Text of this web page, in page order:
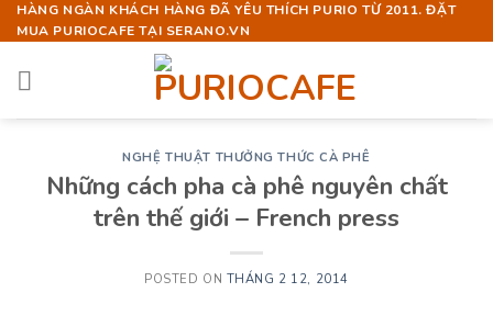
Skip
to
content
HÀNG NGÀN KHÁCH HÀNG ĐÃ YÊU THÍCH PURIO TỪ 2011. ĐẶT
MUA PURIOCAFE TẠI SERANO.VN
NGHỆ THUẬT THƯỞNG THỨC CÀ PHÊ
Những cách pha cà phê nguyên chất
trên thế giới – French press
POSTED ON THÁNG 2 12, 2014